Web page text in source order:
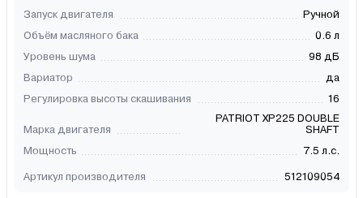
Запуск двигателя
Ручной
Объём масляного бака
0.6 л
Уровень шума
98 дБ
Вариатор
да
Регулировка высоты скашивания
16
Марка двигателя
PATRIOT XP225 DOUBLE
SHAFT
Мощность
7.5 л.с.
Артикул производителя 512109054